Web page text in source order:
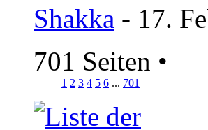
Shakka - 17.
701 Seiten •
1 2 3 4 5 6 ... 701